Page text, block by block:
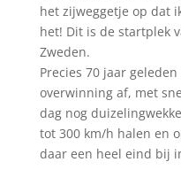
het zijweggetje op dat
het! Dit is de startplek
Zweden.
Precies 70 jaar
overwinning af, met
dag nog
tot 300 km/h halen en
daar een heel eind bij